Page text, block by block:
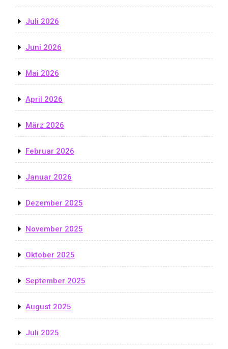
Juli 2026
Juni 2026
Mai 2026
April 2026
März 2026
Februar 2026
Januar 2026
Dezember 2025
November 2025
Oktober 2025
September 2025
August 2025
Juli 2025